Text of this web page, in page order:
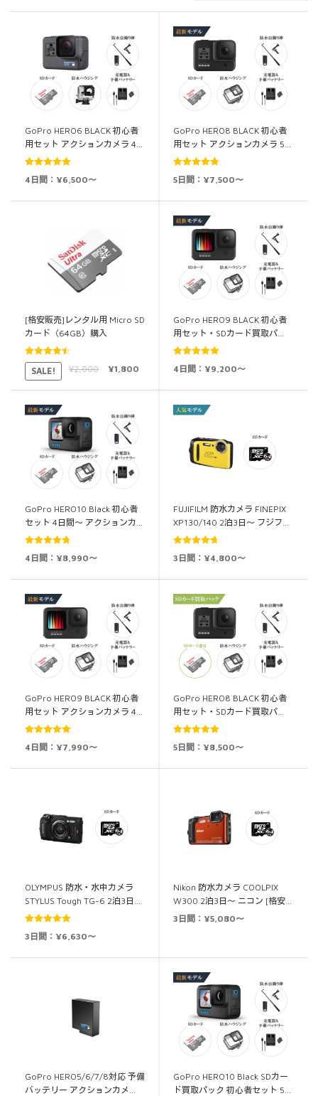
GoPro HERO6 BLACK 初心者
用セット アクションカメラ 4…
5段階中
4日間：¥6,500～
GoPro HERO8 BLACK 初心者
用セット アクションカメラ 5…
5段階中
5日間：¥7,500～
[格安販売]レンタル用 Micro SD
カード（64GB）購入
5段階中
4.50
の評価
SALE! ¥2,000 ¥1,800
GoPro HERO9 BLACK 初心者
用セット・SDカード買取パ…
5段階中
4日間：¥9,200～
GoPro HERO10 Black 初心者
セット 4日間～ アクションカ…
5段階中
4日間：¥8,990～
FUJIFILM 防水カメラ FINEPIX
XP130/140 2泊3日～ フジフ…
5段階中
3日間：¥4,800～
GoPro HERO9 BLACK 初心者
用セット アクションカメラ 4…
5段階中
4日間：¥7,990～
GoPro HERO8 BLACK 初心者
用セット・SDカード買取パ…
5段階中
5日間：¥8,500～
OLYMPUS 防水・水中カメラ
STYLUS Tough TG-6 2泊3日…
5段階中
3日間：¥6,630～
Nikon 防水カメラ COOLPIX
W300 2泊3日～ ニコン [格安…
3日間：¥5,080～
GoPro HERO5/6/7/8対応 予備
バッテリー アクションカメ…
GoPro HERO10 Black SDカー
ド買取パック 初心者セット 5…